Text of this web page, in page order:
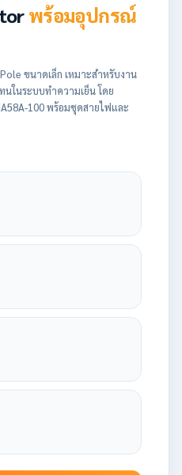
พร้อมอุปกรณ์
ขนาดเล็ก เหมาะสำหรับงาน
ในระบบทำความเย็น โดย
100 พร้อมชุดสายไฟและ